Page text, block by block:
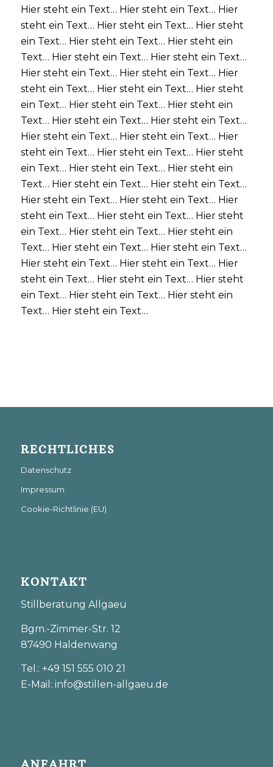
Hier steht ein Text… Hier steht ein Text… Hier
steht ein Text… Hier steht ein Text… Hier steht
ein Text… Hier steht ein Text… Hier steht ein
Text… Hier steht ein Text… Hier steht ein Text…
Hier steht ein Text… Hier steht ein Text… Hier
steht ein Text… Hier steht ein Text… Hier steht
ein Text… Hier steht ein Text… Hier steht ein
Text… Hier steht ein Text… Hier steht ein Text…
Hier steht ein Text… Hier steht ein Text… Hier
steht ein Text… Hier steht ein Text… Hier steht
ein Text… Hier steht ein Text… Hier steht ein
Text… Hier steht ein Text… Hier steht ein Text…
Hier steht ein Text… Hier steht ein Text… Hier
steht ein Text… Hier steht ein Text… Hier steht
ein Text… Hier steht ein Text… Hier steht ein
Text… Hier steht ein Text… Hier steht ein Text…
Hier steht ein Text… Hier steht ein Text… Hier
steht ein Text… Hier steht ein Text… Hier steht
ein Text… Hier steht ein Text… Hier steht ein
Text… Hier steht ein Text…
RECHTLICHES
Datenschutz
Impressum
Cookie-Richtlinie (EU)
KONTAKT
Stillberatung Allgaeu
Bgm.-Zimmer-Str. 12
87490 Haldenwang
Tel.: +49 151 555 010 21
E-Mail: info@stillen-allgaeu.de